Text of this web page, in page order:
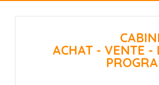
ACHAT - VENTE -